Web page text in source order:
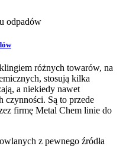
różnych towarów, na
stosują kilka
a niekiedy nawet
Są to przede
firmę Metal Chem linie do